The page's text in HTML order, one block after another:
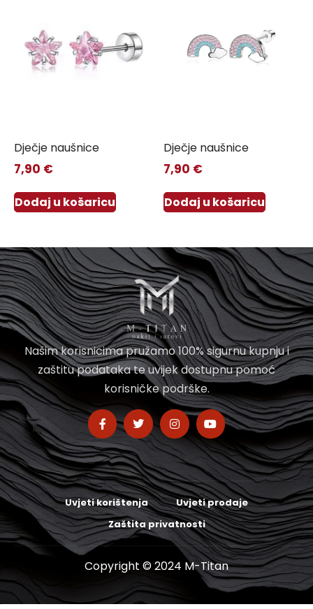
Dječje naušnice
7,90 €
Dodaj u košaricu
Dječje naušnice
7,90 €
Dodaj u košaricu
Našim korisnicima pružamo 100% sigurnu kupnju i
zaštitu podataka te uvijek dostupnu pomoć
korisničke podrške.
Uvjeti korištenja
Uvjeti prodaje
Zaštita privatnosti
Copyright © 2024 M-Titan